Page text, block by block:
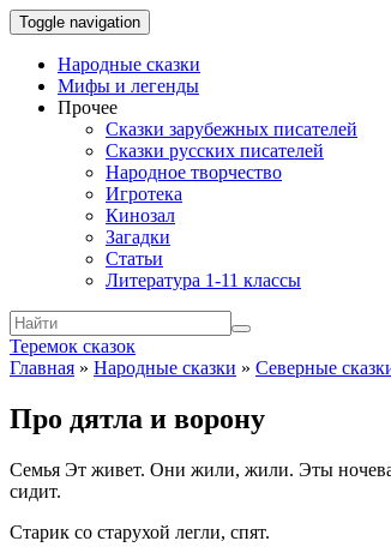
Toggle navigation
Народные сказки
Мифы и легенды
Прочее
Сказки зарубежных писателей
Сказки русских писателей
Народное творчество
Игротека
Кинозал
Загадки
Статьи
Литература 1-11 классы
Теремок сказок
Главная » Народные сказки » Северные
Про дятла и ворону
Семья Эт живет. Они жили, жили. Эты
сидит.
Старик со старухой легли, спят.